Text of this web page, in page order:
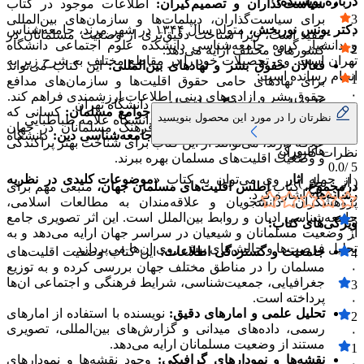
سیاست‌گذاران و تصمیم‌گیران: اطلاعات موجود در کتاب
برای سیاست‌گذاران، دیپلمات‌ها و سازمان‌های بین‌المللی
مفید است، زیرا شناخت دقیق‌تری از وضعیت مسلمانان در
کشورهای مختلف ارایه می‌دهد.
فعالان حقوق بشر و نهادهای بین‌المللی:این کتاب می‌تواند
برای نهادهای حامی حقوق اقلیت‌ها و سازمان‌های مدافع
حقوق بشر و ازادی‌های دینی، اطلاعات ارزشمندی فراهم کند.
علاقه‌مندان به مطالعات ادیان و جوامع مسلمان: کسانی که
به مطالعات اسلامی، تاریخ و فرهنگ مسلمانان در جهان
علاقه دارند، می‌توانند از این کتاب برای شناخت بهتر پراکندگی
و وضعیت اقلیت‌های مسلمان بهره ببرند.
درمجموع،کتاباطلس اقلیت‌های مسلمان جهان، منبعی مهم برای
پژوهشگران، دانشجویان و علاقه‌مندان به مطالعات اسلامی،
جامعه‌شناسی ادیان و روابط بین‌الملل است. این اثر تصویری جامع
از وضعیت مسلمانان و شیعیان در سراسر جهان ارایه می‌دهد و به
تحلیل فرصت‌ها و چالش‌های پیش روی ان‌ها می‌پردازد.
دکتر یونس نوربخش،
متولد سال ۱۳۴۴ در شهر مرند، جامعه‌شناس
و دانشیار گروه جامعه‌شناسی دانشکده علوم اجتماعی دانشگاه
تهران است. وی تحصیلات خود را در مقاطع مختلف به شرح زیر به
انجام رسانده است:
کارشناسی پژوهشگری اجتماعی:دانشگاه تهران
کارشناسی ارشد جامعه‌شناسی: دانشگاه علامه طباطبایی
دکترای جامعه‌شناسی با گرایش جامعه‌شناسی دین:دانشگاه
هامبورگ
از جمله اثار وی می‌توان به کتاب «موضوعات کلیدی در نظریه
رسانه‌ها»اشاره کرد.
ویژگی‌های کتاب:
جامعیت و گستردگی اطلاعات:این کتاب وضعیت اقلیت‌های
مسلمان را در مناطق مختلف جهان بررسی کرده و به توزیع
جغرافیایی، جمعیت‌شناسی، شرایط فرهنگی و اجتماعی ان‌ها
پرداخته است.
تحلیل علمی و امارهای دقیق: نویسنده با استفاده از امارهای
رسمی، داده‌های میدانی و گزارش‌های بین‌المللی، تصویری
مستند از وضعیت مسلمانان ارایه می‌دهد.
نقشه‌ها و نمودارهای گرافیکی: وجود نقشه‌ها و نمودارهای
۰
3
۰
2
۰
1
۰
نظرتان را در مورد این محصول بنویسید
نظرات کاربران
5 /
0.0
( از ۰ نظر )
5
۰
4
۰
3
۰
2
۰
1